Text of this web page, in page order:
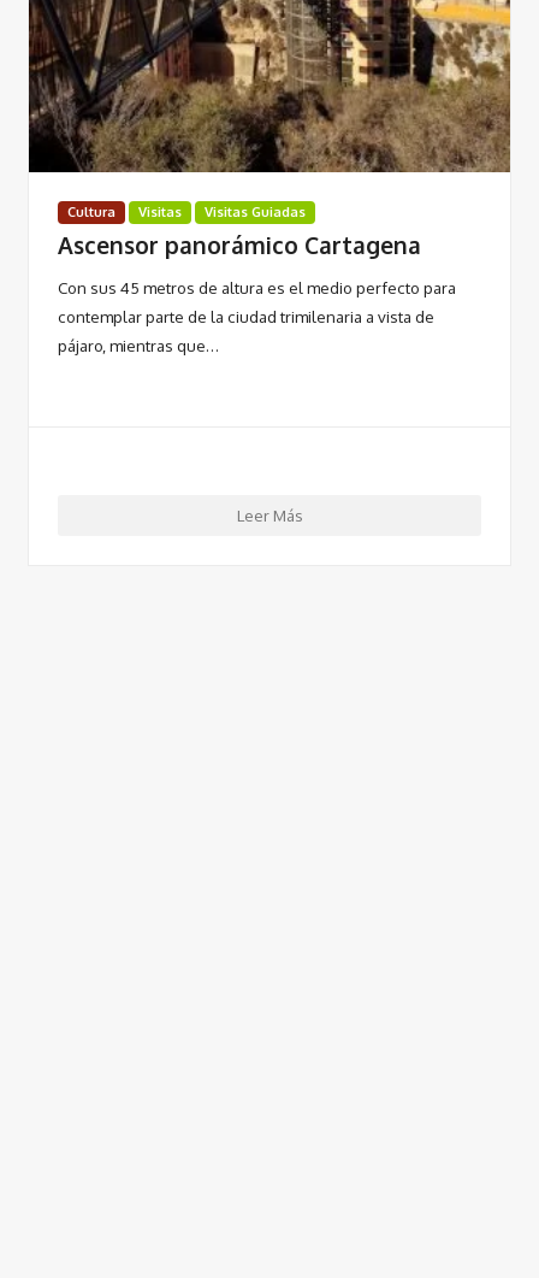
Cultura Visitas Visitas Guiadas
Ascensor panorámico Cartagena
Con sus 45 metros de altura es el medio perfecto para
contemplar parte de la ciudad trimilenaria a vista de
pájaro, mientras que…
Leer Más